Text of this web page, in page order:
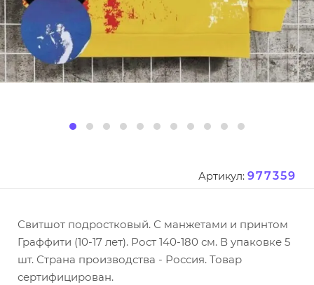
Артикул: 977359
Свитшот подростковый. С манжетами и принтом
Граффити (10-17 лет). Рост 140-180 см. В упаковке 5
шт. Страна производства - Россия. Товар
сертифицирован.